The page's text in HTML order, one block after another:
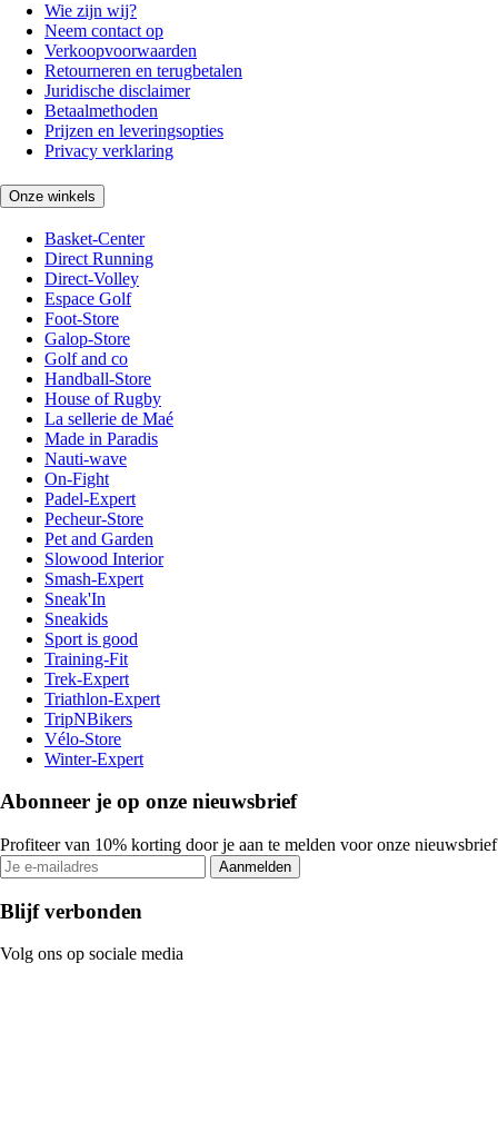
Wie zijn wij?
Neem contact op
Verkoopvoorwaarden
Retourneren en terugbetalen
Juridische disclaimer
Betaalmethoden
Prijzen en leveringsopties
Privacy verklaring
Onze winkels
Basket-Center
Direct Running
Direct-Volley
Espace Golf
Foot-Store
Galop-Store
Golf and co
Handball-Store
House of Rugby
La sellerie de Maé
Made in Paradis
Nauti-wave
On-Fight
Padel-Expert
Pecheur-Store
Pet and Garden
Slowood Interior
Smash-Expert
Sneak'In
Sneakids
Sport is good
Training-Fit
Trek-Expert
Triathlon-Expert
TripNBikers
Vélo-Store
Winter-Expert
Abonneer je op onze nieuwsbrief
Profiteer van 10% korting door je aan te melden voor onze nieuwsbrief
Aanmelden
Blijf verbonden
Volg ons op sociale media